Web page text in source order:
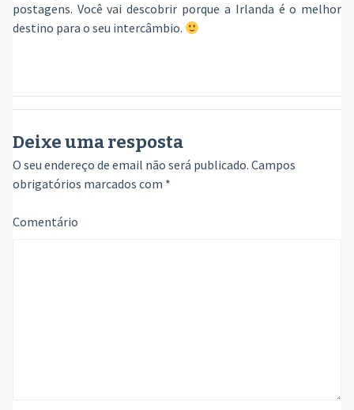
postagens. Você vai descobrir porque a Irlanda é o melhor
destino para o seu intercâmbio.
Deixe uma resposta
O seu endereço de email não será publicado. Campos
obrigatórios marcados com *
Comentário